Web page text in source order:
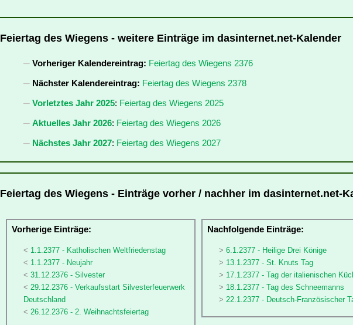
Feiertag des Wiegens - weitere Einträge im dasinternet.net-Kalender
Vorheriger Kalendereintrag: Feiertag des Wiegens 2376
Nächster Kalendereintrag: Feiertag des Wiegens 2378
Vorletztes Jahr 2025: Feiertag des Wiegens 2025
Aktuelles Jahr 2026: Feiertag des Wiegens 2026
Nächstes Jahr 2027: Feiertag des Wiegens 2027
Feiertag des Wiegens - Einträge vorher / nachher im dasinternet.net-
Vorherige Einträge:
1.1.2377 - Katholischen Weltfriedenstag
1.1.2377 - Neujahr
31.12.2376 - Silvester
29.12.2376 - Verkaufsstart Silvesterfeuerwerk
Deutschland
26.12.2376 - 2. Weihnachtsfeiertag
Nachfolgende Einträge:
6.1.2377 - Heilige Drei Könige
13.1.2377 - St. Knuts Tag
17.1.2377 - Tag der italienischen
18.1.2377 - Tag des Schneemanns
22.1.2377 - Deutsch-Französischer